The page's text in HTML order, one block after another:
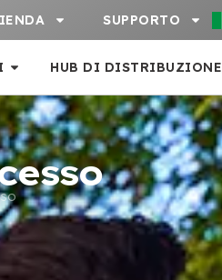
SUPPORTO
HUB DI DISTRIBUZIONE